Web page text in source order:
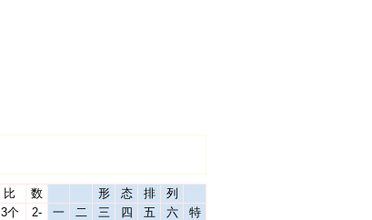
比 数 形 态 排
列
3个 2- 一 二 三 四 五 六
特